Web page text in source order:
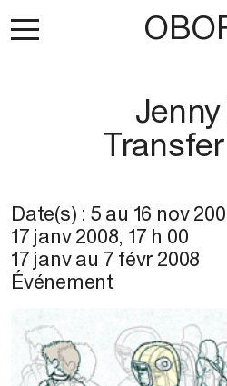
Date(s) : 5 au 16 nov
17 janv 2008, 17 h 00
17 janvau 7 févr 2008
Événement